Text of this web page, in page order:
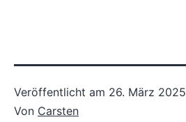
Veröffentlicht am 26. März 2025
Von Carsten